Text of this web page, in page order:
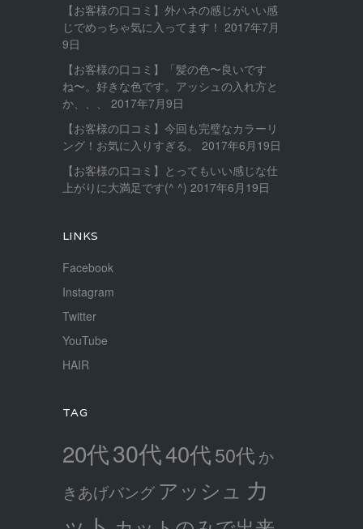
【お客様の口コミ】外ハネの感じがいい感
じでめっちゃ気に入ってます！ 2017年7月
9日
【お客様の口コミ】「髪の色〜良いです
ね〜。好きな色です。アッシュの入れ方と
か、、、
2017年7月9日
【お客様の口コミ】今回も完璧なカラーリ
ング！お気に入りすぎる。
2017年6月19日
【お客様の口コミ】とってもいい感じな仕
上がりに大満足です(^ ^) 2017年6月19日
LINKS
Facebook
Instagram
Twitter
YouTube
HAIR
TAG
20代30代40代50代 か
きあげバング アッシュ カ